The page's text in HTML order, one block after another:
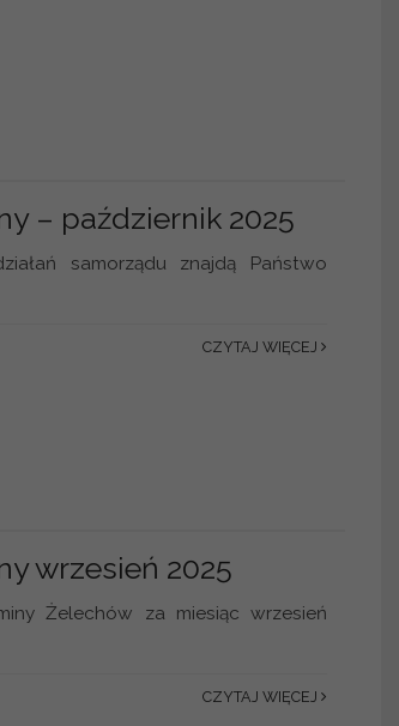
– październik 2025
samorządu znajdą Państwo
CZYTAJ WIĘCEJ
wrzesień 2025
Żelechów za miesiąc wrzesień
CZYTAJ WIĘCEJ